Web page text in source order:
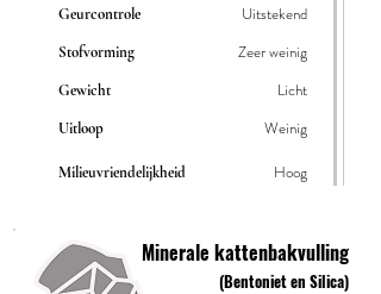
Geurcontrole Uitstekend
Stofvorming Zeer weinig
Gewicht Licht
Uitloop Weinig
Milieuvriendelijkheid Hoog
Minerale kattenbakvulling
(Bentoniet en Silica)